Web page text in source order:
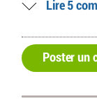
Lire 5
Poster un